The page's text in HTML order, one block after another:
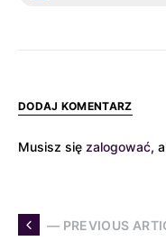
DODAJ KOMENTARZ
Musisz się zalogować,
— PREVIOUS